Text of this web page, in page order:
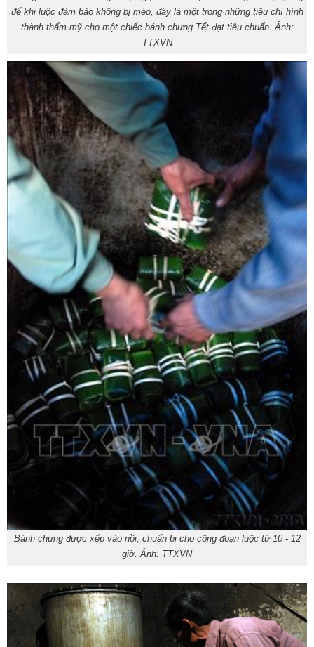
để khi luộc đảm bảo không bị méo, đây là một trong những tiêu chí hình
thành thẩm mỹ cho một chiếc bánh chưng Tết đạt tiêu chuẩn. Ảnh:
TTXVN
Bánh chưng được xếp vào nồi, chuẩn bị cho công đoạn luộc từ 10 - 12
giờ. Ảnh: TTXVN